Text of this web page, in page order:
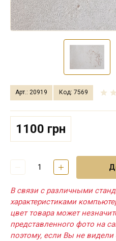
Арт.: 20919 Код: 7569
1100 грн
В связи с различными
характеристиками
цвет товара может
представленного фото на
поэтому, если Вы не